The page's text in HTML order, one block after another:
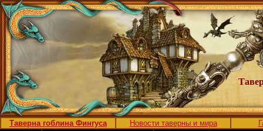
Таверна гоблина Фингуса Новости таверны и мира